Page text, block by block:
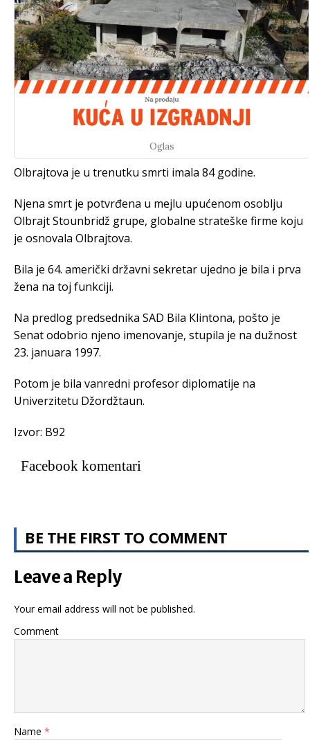
Oglas
Olbrajtova je u trenutku smrti imala 84 godine.
Njena smrt je potvrđena u mejlu upućenom osoblju
Olbrajt Stounbridž grupe, globalne strateške firme koju
je osnovala Olbrajtova.
Bila je 64. američki državni sekretar ujedno je bila i prva
žena na toj funkciji.
Na predlog predsednika SAD Bila Кlintona, pošto je
Senat odobrio njeno imenovanje, stupila je na dužnost
23. januara 1997.
Potom je bila vanredni profesor diplomatije na
Univerzitetu Džordžtaun.
Izvor: B92
Facebook komentari
BE THE FIRST TO COMMENT
Leave a Reply
Your email address will not be published.
Comment
Name *